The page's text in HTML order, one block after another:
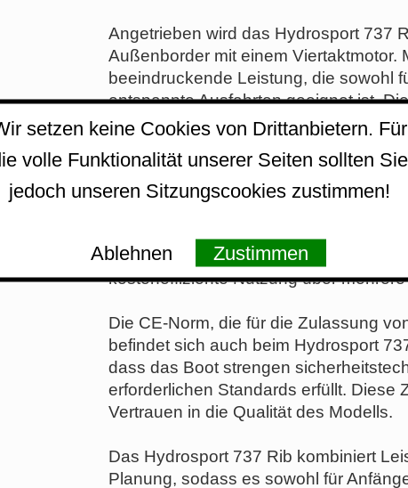
Angetrieben wird das Hydrosport 737
Außenborder mit einem Viertaktmotor.
beeindruckende Leistung, die sowohl
entspannte Ausfahrten geeignet ist.
ein gleitendes Fahrverhalten und eine
Das Rumpfmaterial des Hydrosport
Kunststoff). Diese Bauweise sorgt
für eine geringere Pflegeintensität.
Widerstandsfähigkeit gegenüber
kosteneffiziente Nutzung über
Die CE-Norm, die für die Zulassung
befindet sich auch beim Hydrosport
dass das Boot strengen
erforderlichen Standards erfüllt. Diese
Vertrauen in die Qualität des Modells.
Das Hydrosport 737 Rib kombiniert
Planung, sodass es sowohl für
setzen keine Cookies von Drittanbietern. Für
volle Funktionalität unserer Seiten sollten Sie
jedoch unseren Sitzungscookies zustimmen!
Ablehnen Zustimmen